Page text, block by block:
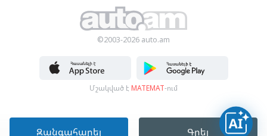
Զանգահարել Գրել
©2003-2026 auto.am
Մշակված է MATEMAT-ում